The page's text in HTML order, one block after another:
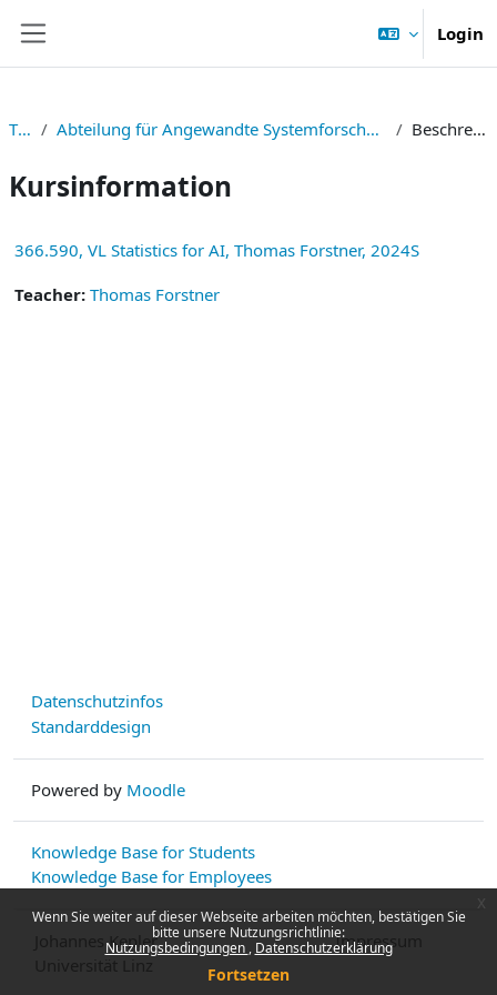
Wenn Sie weiter auf dieser Webseite arbeiten möchten, bestätigen Sie
bitte unsere Nutzungsrichtlinie:
Nutzungsbedingungen Datenschutzerklärung
Fortsetzen
Login
TNF Abteilung für Angewandte Systemforschung und Statistik Beschreibung
Kursinformation
366.590, VL Statistics for AI, Thomas Forstner, 2024S
Teacher: Thomas Forstner
Datenschutzinfos
Standarddesign
Powered by Moodle
Knowledge Base for Students
Knowledge Base for Employees
Johannes Kepler
Impressum